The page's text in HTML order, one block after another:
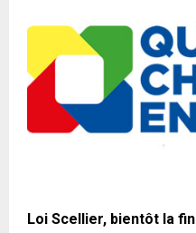
Loi Scellier, bientôt la fin